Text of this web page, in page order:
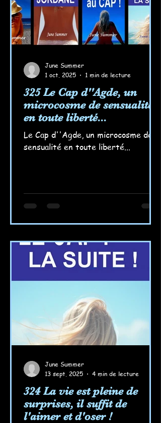
325 Le Cap d''Agde, un
microcosme de sensualité
en toute liberté...
Le Cap d''Agde, un microcosme de
sensualité en toute liberté...
June Summer
1 oct. 2025
1 min de lecture
324 La vie est pleine de
surprises, il suffit de
l'aimer et d'oser !
June Summer
13 sept. 2025
4 min de lecture